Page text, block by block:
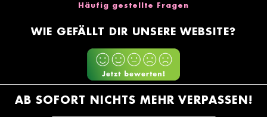
Häufig gestellte Fragen
WIE GEFÄLLT DIR UNSERE WEBSITE?
AB SOFORT NICHTS MEHR VERPASSEN!